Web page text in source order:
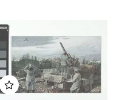
Zu meinem Album